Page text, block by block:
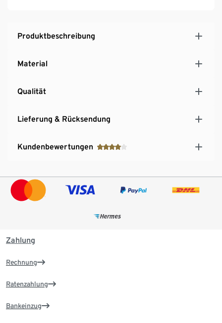
Produktbeschreibung
Material
Qualität
Lieferung & Rücksendung
Kundenbewertungen
Zahlung
Rechnung
Ratenzahlung
Bankeinzug